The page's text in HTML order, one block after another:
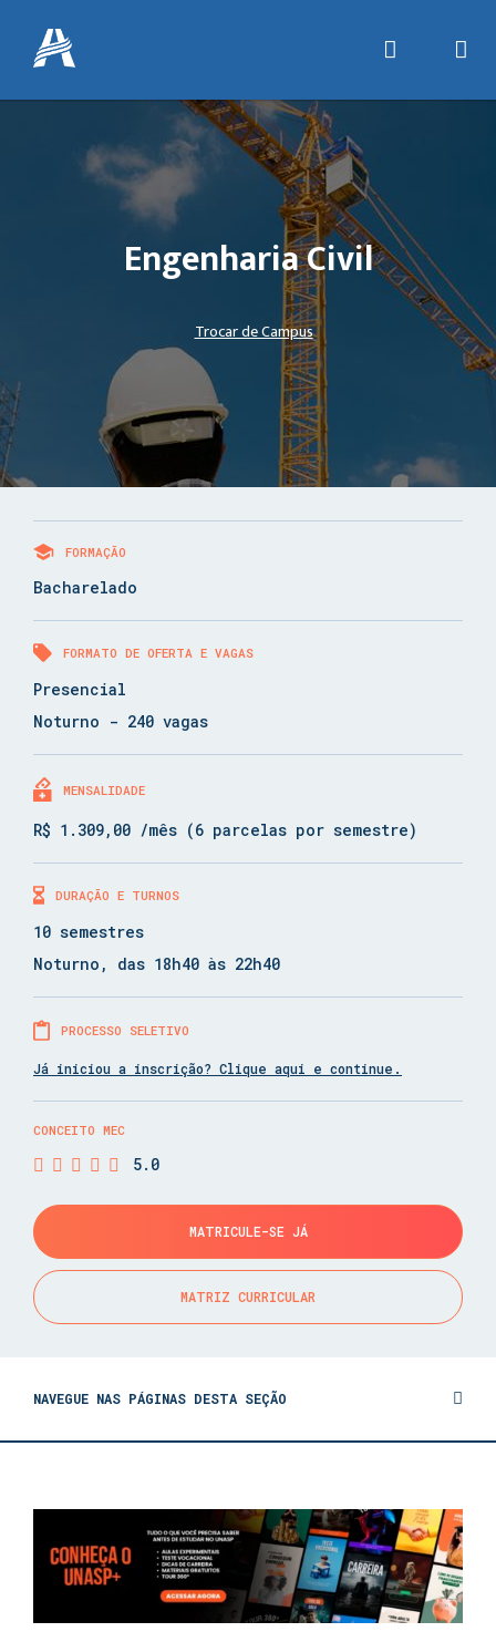
Engenharia Civil
Trocar de Campus
FORMAÇÃO
Bacharelado
FORMATO DE OFERTA E VAGAS
Presencial
Noturno - 240 vagas
MENSALIDADE
R$ 1.309,00 /mês (6 parcelas por semestre)
DURAÇÃO E TURNOS
10 semestres
Noturno, das 18h40 às 22h40
PROCESSO SELETIVO
Já iniciou a inscrição? Clique aqui e continue.
CONCEITO MEC
5.0
MATRICULE-SE JÁ
MATRIZ CURRICULAR
NAVEGUE NAS PÁGINAS DESTA SEÇÃO